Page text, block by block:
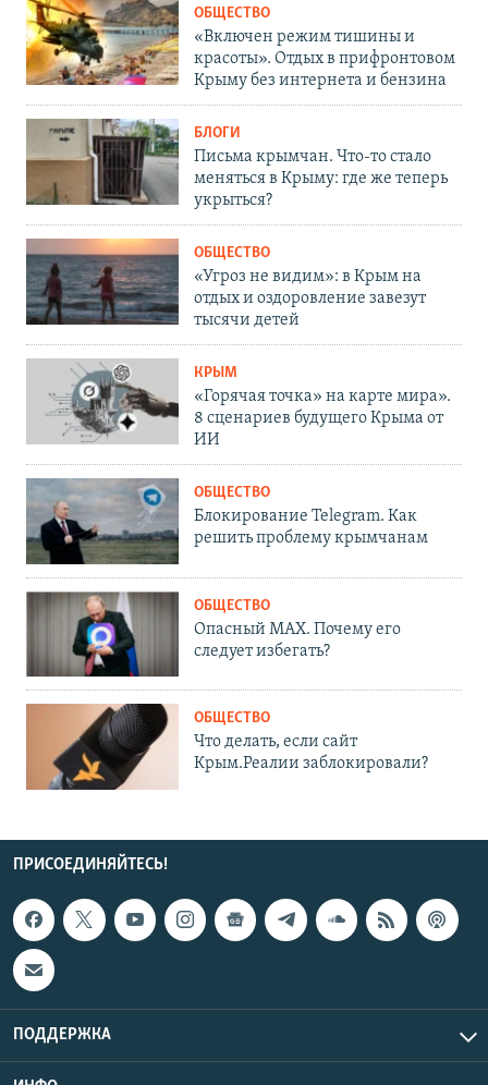
ОБЩЕСТВО
«Включен режим тишины и
красоты». Отдых в прифронтовом
Крыму без интернета и бензина
БЛОГИ
Письма крымчан. Что-то стало
меняться в Крыму: где же теперь
укрыться?
ОБЩЕСТВО
«Угроз не видим»: в Крым на
отдых и оздоровление завезут
тысячи детей
КРЫМ
«Горячая точка» на карте мира».
8 сценариев будущего Крыма от
ИИ
ОБЩЕСТВО
Блокирование Telegram. Как
решить проблему крымчанам
ОБЩЕСТВО
Опасный MAX. Почему его
следует избегать?
ОБЩЕСТВО
Что делать, если сайт
Крым.Реалии заблокировали?
ПРИСОЕДИНЯЙТЕСЬ!
ПОДДЕРЖКА